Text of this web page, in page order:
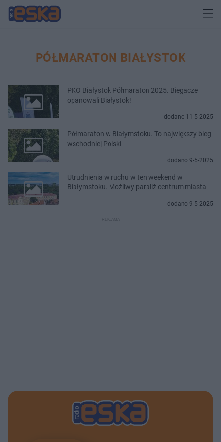
PÓŁMARATON BIAŁYSTOK
PKO Białystok Półmaraton 2025. Biegacze
opanowali Białystok!
dodano 11-5-2025
Półmaraton w Białymstoku. To największy bieg
wschodniej Polski
dodano 9-5-2025
Utrudnienia w ruchu w ten weekend w
Białymstoku. Możliwy paraliż centrum miasta
dodano 9-5-2025